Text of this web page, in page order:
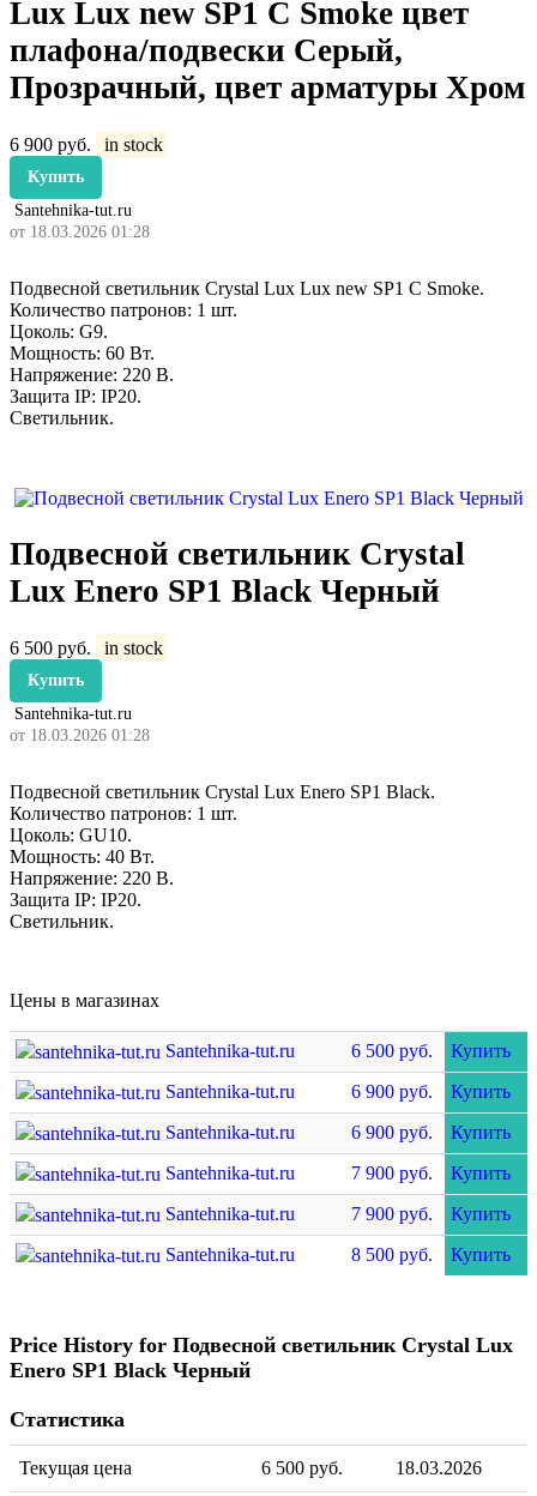
Lux Lux new SP1 C Smoke цвет
плафона/подвески Серый,
Прозрачный, цвет арматуры Хром
6 900 руб. in stock
Купить
Santehnika-tut.ru
от 18.03.2026 01:28
Подвесной светильник Crystal Lux Lux new SP1 C Smoke.
Количество патронов: 1 шт.
Цоколь: G9.
Мощность: 60 Вт.
Напряжение: 220 В.
Защита IP: IP20.
Светильник.
Подвесной светильник Crystal
Lux Enero SP1 Black Черный
6 500 руб. in stock
Купить
Santehnika-tut.ru
от 18.03.2026 01:28
Подвесной светильник Crystal Lux Enero SP1 Black.
Количество патронов: 1 шт.
Цоколь: GU10.
Мощность: 40 Вт.
Напряжение: 220 В.
Защита IP: IP20.
Светильник.
Цены в магазинах
Santehnika-tut.ru 6 500 руб.
Купить
Santehnika-tut.ru
6 900 руб.
Купить
Santehnika-tut.ru
6 900 руб.
Купить
Santehnika-tut.ru
7 900 руб.
Купить
Santehnika-tut.ru
7 900 руб.
Купить
Santehnika-tut.ru
8 500 руб. Купить
Price History for Подвесной светильник Crystal Lux
Enero SP1 Black Черный
Статистика
Текущая цена 6 500 руб. 18.03.2026